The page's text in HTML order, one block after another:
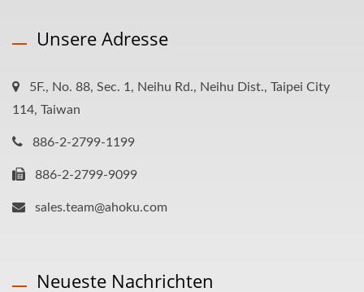
Unsere Adresse
5F., No. 88, Sec. 1, Neihu Rd., Neihu Dist., Taipei City
114, Taiwan
886-2-2799-1199
886-2-2799-9099
sales.team@ahoku.com
Neueste Nachrichten